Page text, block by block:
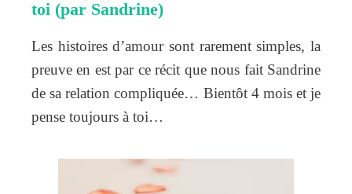
toi (par Sandrine)
Les histoires d’amour sont rarement simples, la
preuve en est par ce récit que nous fait Sandrine
de sa relation compliquée… Bientôt 4 mois et je
pense toujours à toi…